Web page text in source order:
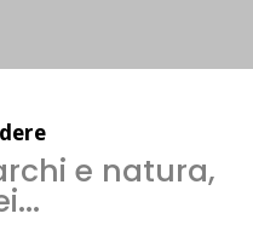
e natura,